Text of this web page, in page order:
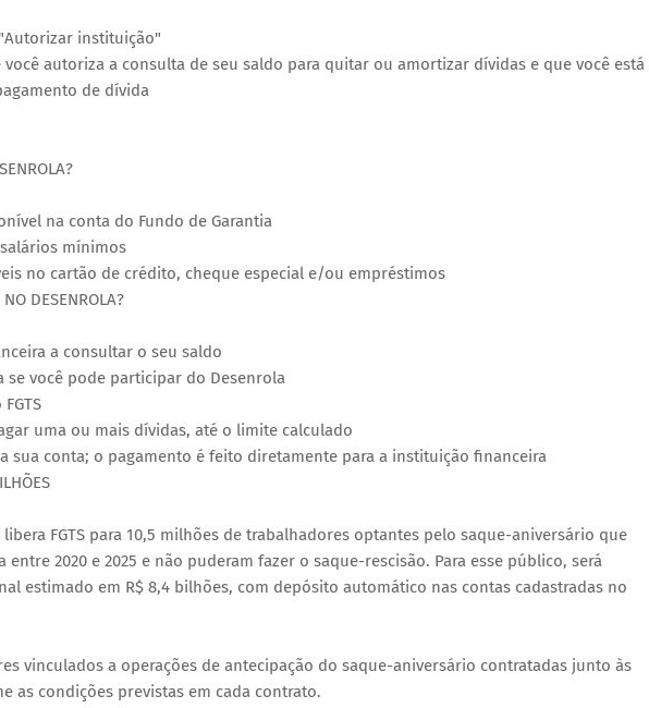
instituição"
você autoriza a consulta de seu saldo para quitar ou amortizar dívidas e que você está
de dívida
na conta do Fundo de Garantia
mínimos
no cartão de crédito, cheque especial e/ou empréstimos
DESENROLA?
a consultar o seu saldo
se você pode participar do Desenrola
uma ou mais dívidas, até o limite calculado
sua conta; o pagamento é feito diretamente para a instituição financeira
FGTS para 10,5 milhões de trabalhadores optantes pelo saque-aniversário que
2020 e 2025 e não puderam fazer o saque-rescisão. Para esse público, será
estimado em R$ 8,4 bilhões, com depósito automático nas contas cadastradas no
vinculados a operações de antecipação do saque-aniversário contratadas junto às
as condições previstas em cada contrato.